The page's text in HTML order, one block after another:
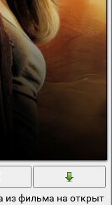
из фильма на